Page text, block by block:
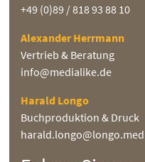
+49 (0)89 / 818 93 88 10
Alexander Herrmann
Vertrieb & Beratung
info@medialike.de
Harald Longo
Buchproduktion & Druck